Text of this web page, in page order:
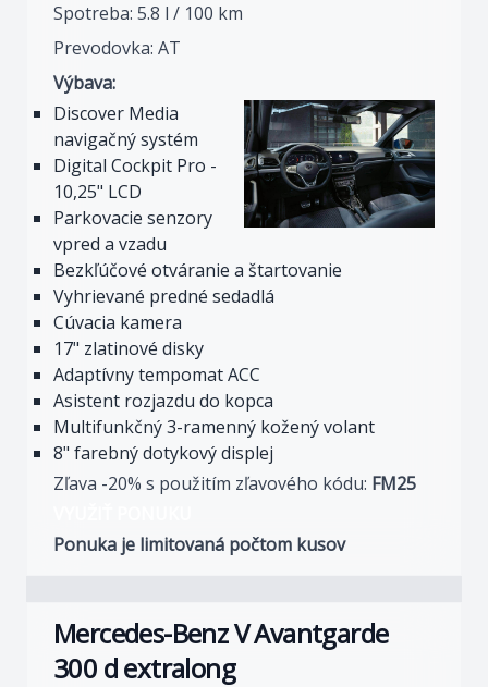
Spotreba: 5.8 l / 100 km
Prevodovka: AT
Výbava:
Discover Media
navigačný systém
Digital Cockpit Pro -
10,25" LCD
Parkovacie senzory
vpred a vzadu
Bezkľúčové otváranie a štartovanie
Vyhrievané predné sedadlá
Cúvacia kamera
17" zlatinové disky
Adaptívny tempomat ACC
Asistent rozjazdu do kopca
Multifunkčný 3-ramenný kožený volant
8" farebný dotykový displej
Zľava -20% s použitím zľavového kódu: FM25
Ponuka je limitovaná počtom kusov
Mercedes-Benz V Avantgarde
300 d extralong